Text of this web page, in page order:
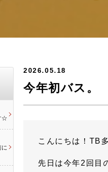
2026.05.18
今年初バス。
こんにちは！TB
先日は今年2回目
☆